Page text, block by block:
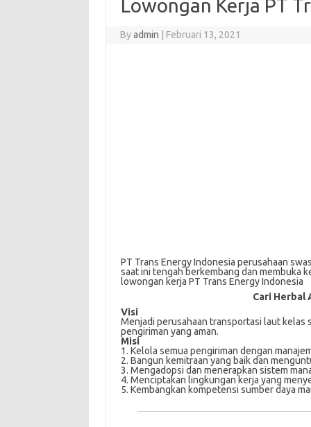
Lowongan Kerja PT
Byadmin Februari 13, 2021
PT Trans Energy Indonesia perusahaan
saat ini tengah berkembang dan membuka
lowongan kerja PT Trans Energy Indonesia
Cari Herbal
Visi
Menjadi perusahaan transportasi laut kelas
pengiriman yang aman.
Misi
1. Kelola semua pengiriman dengan
2. Bangun kemitraan yang baik dan
3. Mengadopsi dan menerapkan sistem
4. Menciptakan lingkungan kerja yang
5. Kembangkan kompetensi sumber daya